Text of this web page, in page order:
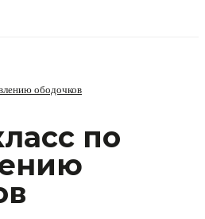
ободочков
по